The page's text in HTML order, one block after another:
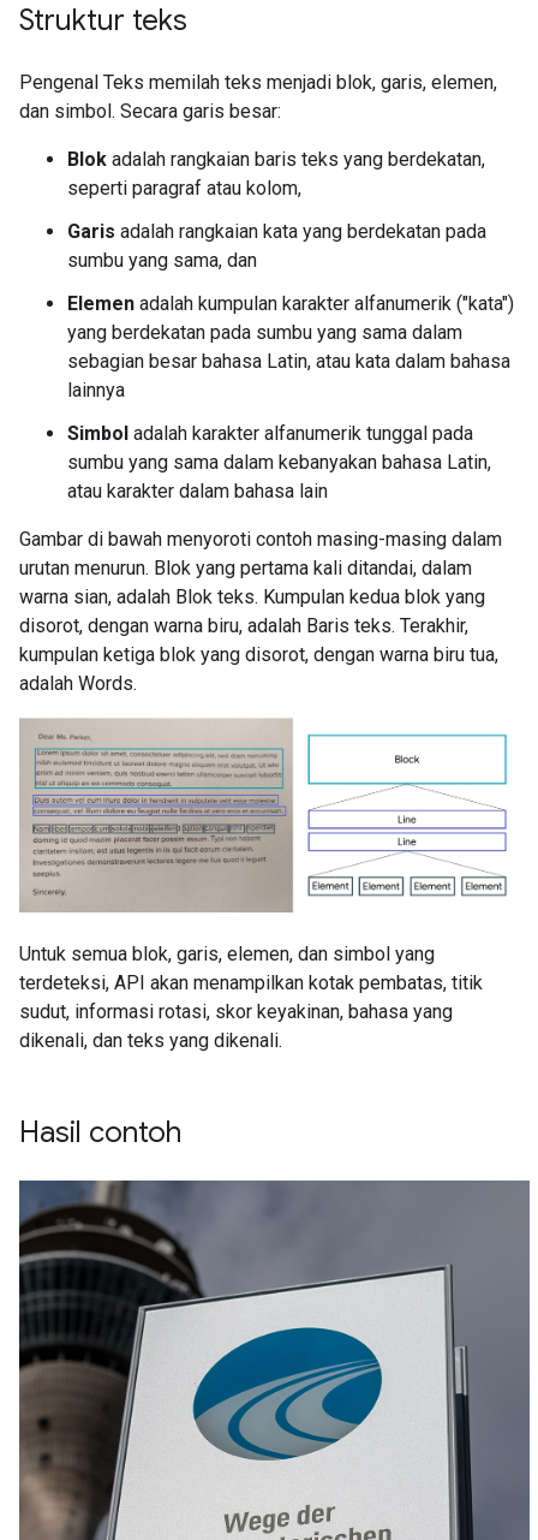
Struktur teks
Pengenal Teks memilah teks menjadi blok, garis, elemen,
dan simbol. Secara garis besar:
Blok adalah rangkaian baris teks yang berdekatan,
seperti paragraf atau kolom,
Garis adalah rangkaian kata yang berdekatan pada
sumbu yang sama, dan
Elemen adalah kumpulan karakter alfanumerik ("kata")
yang berdekatan pada sumbu yang sama dalam
sebagian besar bahasa Latin, atau kata dalam bahasa
lainnya
Simbol adalah karakter alfanumerik tunggal pada
sumbu yang sama dalam kebanyakan bahasa Latin,
atau karakter dalam bahasa lain
Gambar di bawah menyoroti contoh masing-masing dalam
urutan menurun. Blok yang pertama kali ditandai, dalam
warna sian, adalah Blok teks. Kumpulan kedua blok yang
disorot, dengan warna biru, adalah Baris teks. Terakhir,
kumpulan ketiga blok yang disorot, dengan warna biru tua,
adalah Words.
Untuk semua blok, garis, elemen, dan simbol yang
terdeteksi, API akan menampilkan kotak pembatas, titik
sudut, informasi rotasi, skor keyakinan, bahasa yang
dikenali, dan teks yang dikenali.
Hasil contoh